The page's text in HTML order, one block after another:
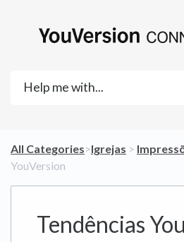
All Categories​>​​Igrejas ​ > ​
YouVersion
Tendências